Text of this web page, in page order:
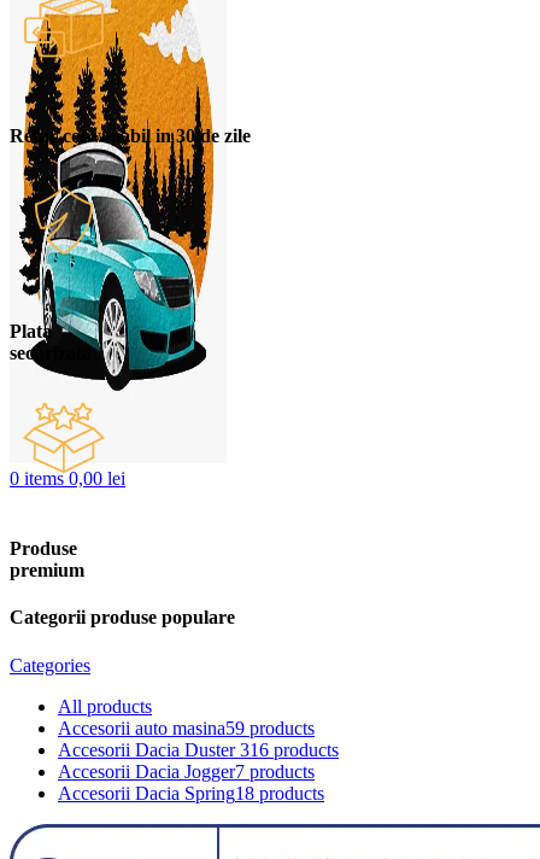
0 items 0,00 lei
Retur convenabil in 30 de zile
Plata
securizata
Produse
premium
Categorii produse populare
Categories
All products
Accesorii auto masina59 products
Accesorii Dacia Duster 316 products
Accesorii Dacia Jogger7 products
Accesorii Dacia Spring18 products